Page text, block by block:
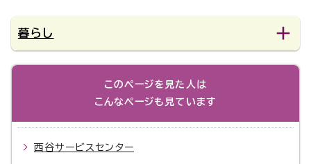
暮らし
このページを見た人は
こんなページも見ています
西谷サービスセンター